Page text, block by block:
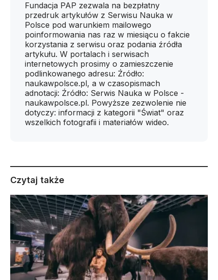
Fundacja PAP zezwala na bezpłatny
przedruk artykułów z Serwisu Nauka w
Polsce pod warunkiem mailowego
poinformowania nas raz w miesiącu o fakcie
korzystania z serwisu oraz podania źródła
artykułu. W portalach i serwisach
internetowych prosimy o zamieszczenie
podlinkowanego adresu: Źródło:
naukawpolsce.pl, a w czasopismach
adnotacji: Źródło: Serwis Nauka w Polsce -
naukawpolsce.pl. Powyższe zezwolenie nie
dotyczy: informacji z kategorii "Świat" oraz
wszelkich fotografii i materiałów wideo.
Czytaj także